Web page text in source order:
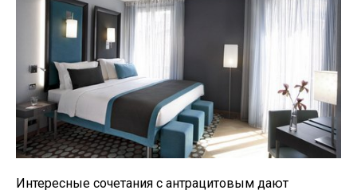
Интересные сочетания с антрацитовым дают